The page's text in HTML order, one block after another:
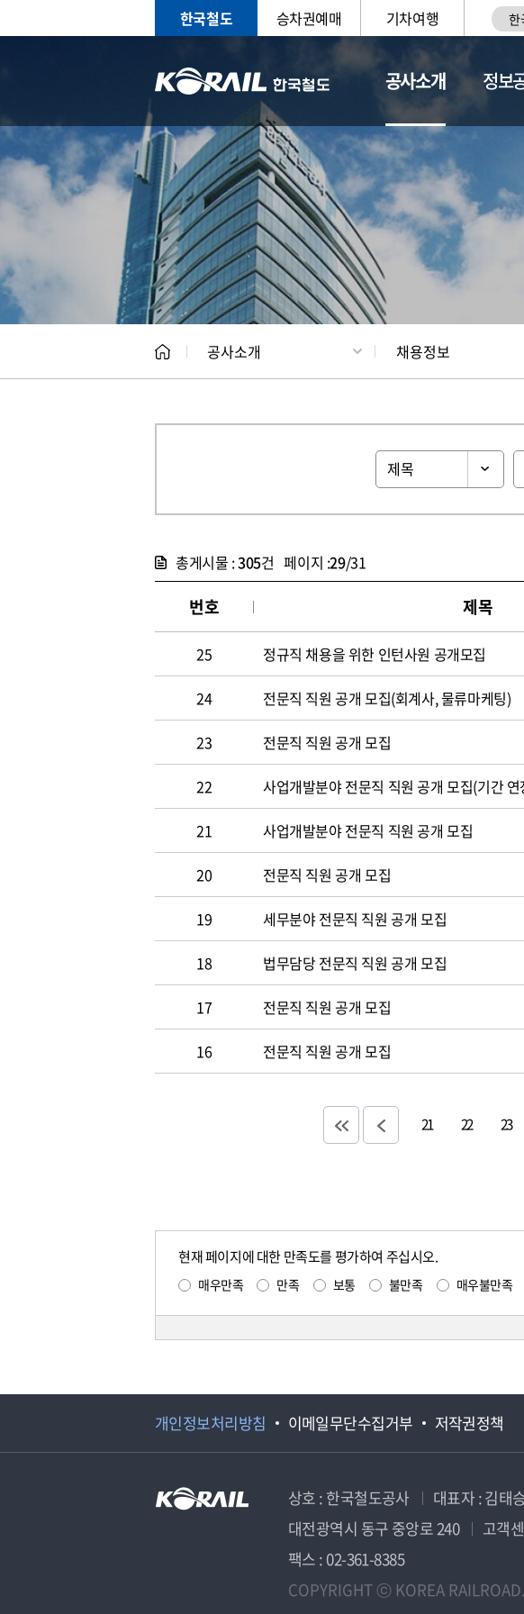
한국철도 승차권예매 기차여행 한
공사소개
CEO 일반현황
정보
공사소개 채용정보
총게시물 :305건 페이지 :29/31
번호 제목
25 정규직 채용을 위한 인턴사원 공개모집
24 전문직 직원 공개 모집(회계사, 물류마케팅)
23 전문직 직원 공개 모집
22 사업개발분야 전문직 직원 공개 모집(기간 연
21 사업개발분야 전문직 직원 공개 모집
20 전문직 직원 공개 모집
19 세무분야 전문직 직원 공개 모집
18 법무담당 전문직 직원 공개 모집
17 전문직 직원 공개 모집
16 전문직 직원 공개 모집
21 22 23
현재 페이지에 대한 만족도를 평가하여 주십시오.
매우만족 만족 보통 불만족 매우불만족
개인정보처리방침 이메일무단수집거부 저작권정책
상호 : 한국철도공사 대표자 : 김태
대전광역시 동구 중앙로 240
고객
팩스 : 02-361-8385
COPYRIGHT ⓒ KOREA